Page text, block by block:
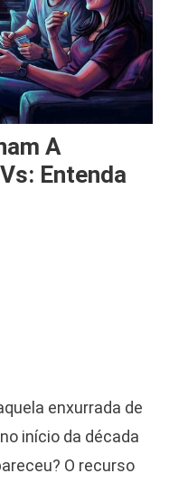
A
Entenda
enxurrada de
início da década
O recurso